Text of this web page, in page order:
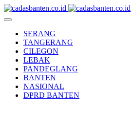
SERANG
TANGERANG
CILEGON
LEBAK
PANDEGLANG
BANTEN
NASIONAL
DPRD BANTEN